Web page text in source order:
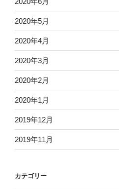
2020年5月
2020年4月
2020年3月
2020年2月
2020年1月
2019年12月
2019年11月
カテゴリー